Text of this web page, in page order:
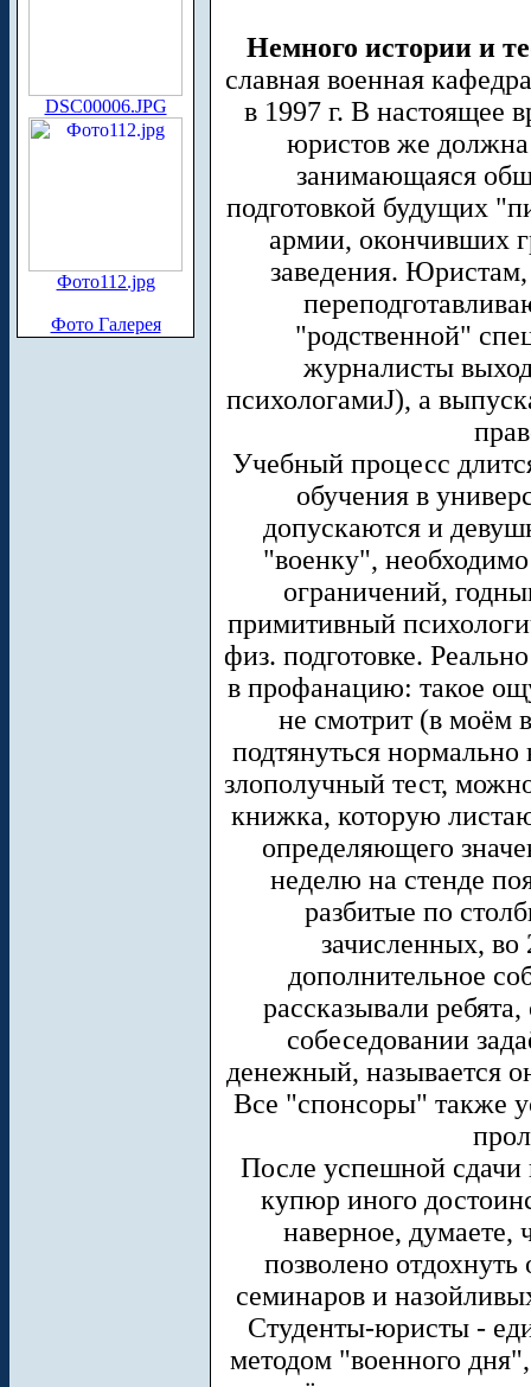
DSC00006.JPG
Фото112.jpg
Фото Галерея
Немного истории и
славная военная
в 1997 г. В настоящее
юристов же
занимающаяся
подготовкой будущих
армии, окончивших
заведения.
"родственной"
журналисты
психологамиJ), а
Учебный процесс
обучения в
допускаются и
"военку",
ограничений,
примитивный
физ. подготовке.
в профанацию: такое
не смотрит (в моём
подтянуться
злополучный тест,
книжка, которую
определяющего
неделю на стенде
разбитые по
зачисленных, во
дополнительное
рассказывали
собеседовании
денежный, называется
Все "спонсоры" также
После успешной сдачи
купюр иного
наверное, думаете,
позволено
семинаров и
Студенты-юристы -
методом "военного